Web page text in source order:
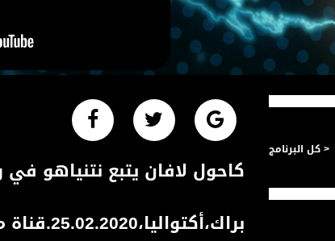
كاحول لافان يتبع نتنياهو
براك،أكتواليا،25.02.2020.قناة مساواة
< كل البرنامج